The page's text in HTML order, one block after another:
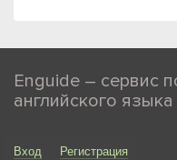
Enguide – сервис
английского языка
Вход Регистрация